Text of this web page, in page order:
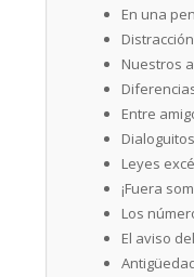
En una
Distracción
Nuestros
Entre
Dialoguitos
Leyes
¡Fuera
Los
El aviso